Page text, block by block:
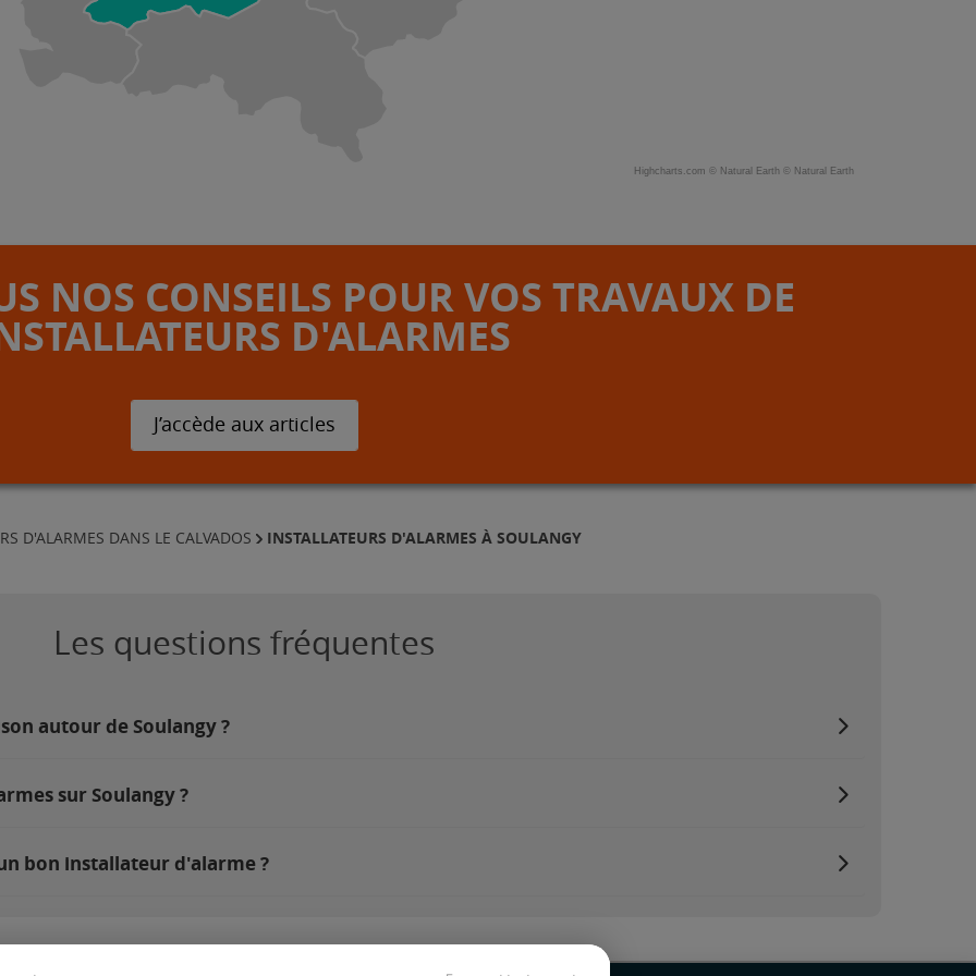
Highcharts.com © Natural Earth © Natural Earth
NOS CONSEILS POUR VOS TRAVAUX DE
D'ALARMES
J’accède aux articles
D'ALARMES DANS LE CALVADOS INSTALLATEURS D'ALARMES À SOULANGY
Les questions fréquentes
autour de Soulangy ?
sur Soulangy ?
bon installateur d'alarme ?